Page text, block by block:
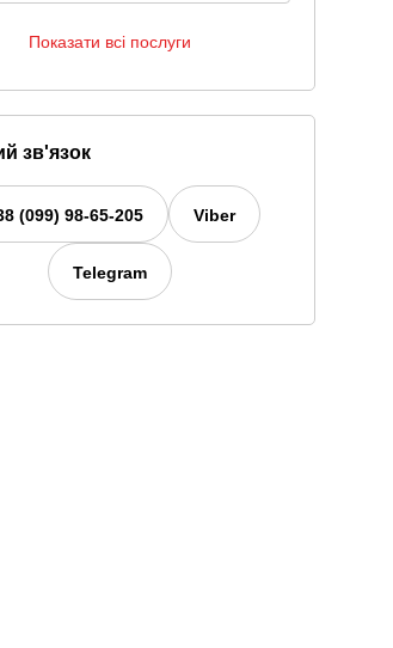
Показати всі послуги
зв'язок
(099) 98-65-205 Viber
Telegram